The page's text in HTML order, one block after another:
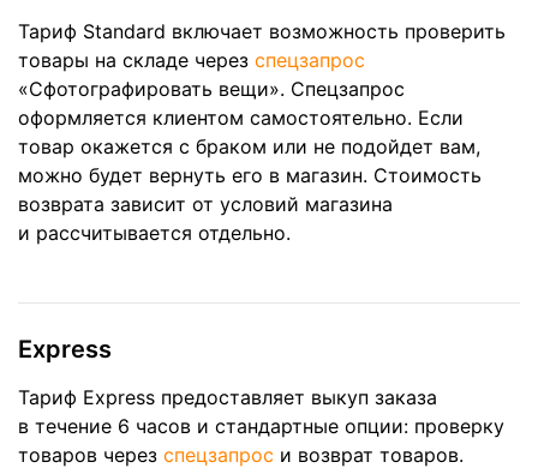
Тариф Standard включает возможность проверить
товары на складе через спецзапрос
«Сфотографировать вещи». Спецзапрос
оформляется клиентом самостоятельно. Если
товар окажется с браком или не подойдет вам,
можно будет вернуть его в магазин. Стоимость
возврата зависит от условий магазина
и рассчитывается отдельно.
Express
Тариф Express предоставляет выкуп заказа
в течение 6 часов и стандартные опции: проверку
товаров через спецзапрос и возврат товаров.